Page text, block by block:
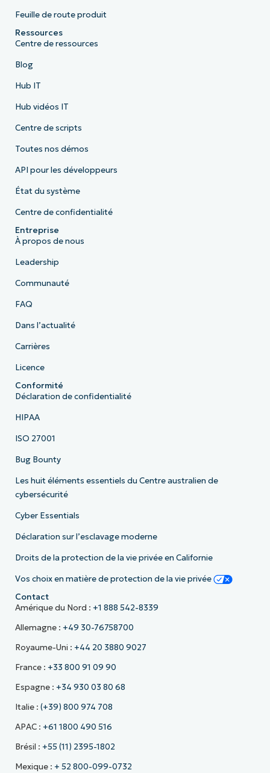
Feuille de route produit
Ressources
Centre de ressources
Blog
Hub IT
Hub vidéos IT
Centre de scripts
Toutes nos démos
API pour les développeurs
État du système
Centre de confidentialité
Entreprise
À propos de nous
Leadership
Communauté
FAQ
Dans l’actualité
Carrières
Licence
Conformité
Déclaration de confidentialité
HIPAA
ISO 27001
Bug Bounty
Les huit éléments essentiels du Centre australien de
cybersécurité
Cyber Essentials
Déclaration sur l’esclavage moderne
Droits de la protection de la vie privée en Californie
Vos choix en matière de protection de la vie privée
Contact
Amérique du Nord : +1 888 542-8339
Allemagne : +49 30-76758700
Royaume-Uni : +44 20 3880 9027
France : +33 800 91 09 90
Espagne : +34 930 03 80 68
Italie : (+39) 800 974 708
APAC : +61 1800 490 516
Brésil : +55 (11) 2395-1802
Mexique : + 52 800-099-0732